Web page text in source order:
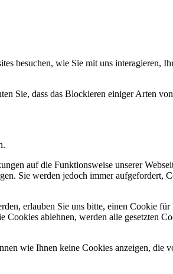
besuchen, wie Sie mit uns interagieren,
Sie, dass das Blockieren einiger Arten
auf die Funktionsweise unserer
Sie werden jedoch immer aufgefordert,
erlauben Sie uns bitte, einen Cookie
ablehnen, werden alle gesetzten
wie Ihnen keine Cookies anzeigen, die